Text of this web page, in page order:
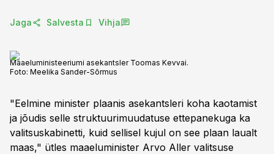
Jaga Salvesta Vihja
Maaeluministeeriumi asekantsler Toomas Kevvai.
Foto: Meelika Sander-Sõrmus
"Eelmine minister plaanis asekantsleri koha kaotamist
ja jõudis selle struktuurimuudatuse ettepanekuga ka
valitsuskabinetti, kuid sellisel kujul on see plaan laualt
maas," ütles maaeluminister Arvo Aller valitsuse